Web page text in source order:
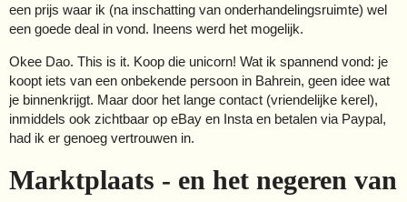
een prijs waar ik (na inschatting van onderhandelingsruimte) wel
een goede deal in vond. Ineens werd het mogelijk.
Okee Dao. This is it. Koop die unicorn! Wat ik spannend vond: je
koopt iets van een onbekende persoon in Bahrein, geen idee wat
je binnenkrijgt. Maar door het lange contact (vriendelijke kerel),
inmiddels ook zichtbaar op eBay en Insta en betalen via Paypal,
had ik er genoeg vertrouwen in.
Marktplaats - en het negeren van